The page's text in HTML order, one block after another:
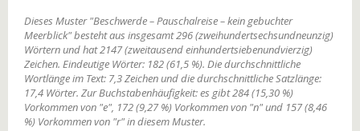
Dieses Muster "Beschwerde – Pauschalreise – kein gebuchter
Meerblick" besteht aus insgesamt 296 (zweihundertsechsundneunzig)
Wörtern und hat 2147 (zweitausend einhundertsiebenundvierzig)
Zeichen. Eindeutige Wörter: 182 (61,5 %). Die durchschnittliche
Wortlänge im Text: 7,3 Zeichen und die durchschnittliche Satzlänge:
17,4 Wörter. Zur Buchstabenhäufigkeit: es gibt 284 (15,30 %)
Vorkommen von "e", 172 (9,27 %) Vorkommen von "n" und 157 (8,46
%) Vorkommen von "r" in diesem Muster.